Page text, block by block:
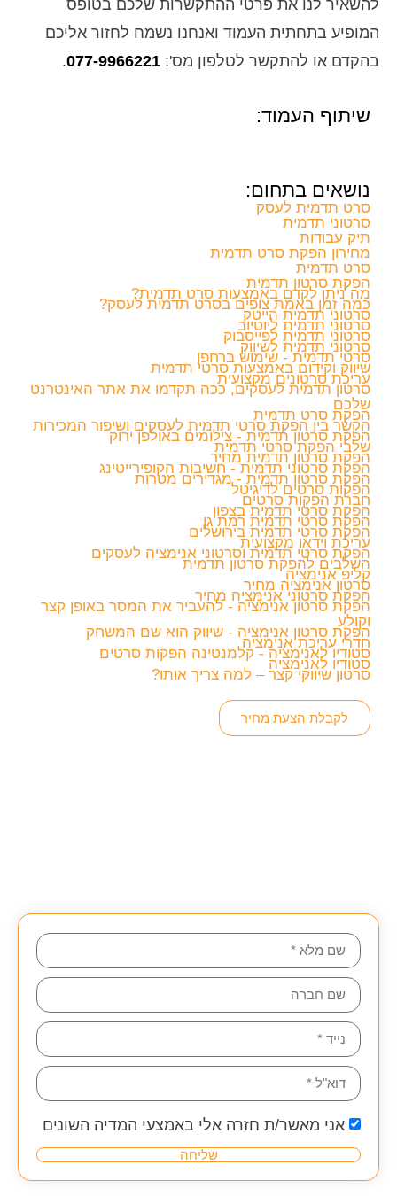
להשאיר לנו את פרטי ההתקשרות שלכם בטופס
המופיע בתחתית העמוד ואנחנו נשמח לחזור אליכם
בהקדם או להתקשר לטלפון מס': 077-9966221
.
שיתוף העמוד:
נושאים בתחום:
סרט תדמית לעסק
סרטוני תדמית
תיק עבודות
מחירון הפקת סרט תדמית
סרט תדמית
הפקת סרטון תדמית
מה ניתן לקדם באמצעות סרט תדמית?
כמה זמן באמת צופים בסרט תדמית לעסק?
סרטוני תדמית הייטק
סרטוני תדמית ליוטיוב
סרטוני תדמית לפייסבוק
סרטוני תדמית לשיווק
סרטי תדמית - שימוש ברחפן
שיווק וקידום באמצעות סרטי תדמית
עריכת סרטונים מקצועית
סרטון תדמית לעסקים, ככה תקדמו את אתר האינטרנט
שלכם
הפקת סרט תדמית
הקשר בין הפקת סרטי תדמית לעסקים ושיפור המכירות
הפקת סרטון תדמית - צילומים באולפן ירוק
שלבי הפקת סרטי תדמית
הפקת סרטון תדמית מחיר
הפקת סרטוני תדמית - חשיבות הקופירייטינג
הפקת סרטון תדמית - מגדירים מטרות
הפקות סרטים לדיגיטל
חברת הפקות סרטים
הפקת סרטי תדמית בצפון
הפקת סרטי תדמית רמת גן
הפקת סרטי תדמית בירושלים
עריכת וידאו מקצועית
הפקת סרטי תדמית וסרטוני אנימציה לעסקים
השלבים להפקת סרטון תדמית
קליפ אנימציה
סרטון אנימציה מחיר
הפקת סרטוני אנימציה מחיר
הפקת סרטון אנימציה - להעביר את המסר באופן קצר
וקולע
הפקת סרטון אנימציה - שיווק הוא שם המשחק
חדרי עריכת אנימציה
סטודיו לאנימציה - קלמנטינה הפקות סרטים
סטודיו לאנימציה
סרטון שיווקי קצר – למה צריך אותו?
לקבלת הצעת מחיר
אני מאשר/ת חזרה אלי באמצעי המדיה השונים
שליחה